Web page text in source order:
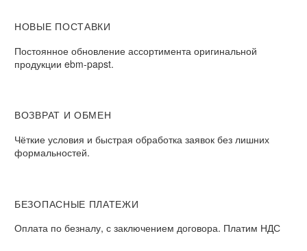
НОВЫЕ ПОСТАВКИ
Постоянное обновление ассортимента оригинальной
продукции ebm-papst.
ВОЗВРАТ И ОБМЕН
Чёткие условия и быстрая обработка заявок без лишних
формальностей.
БЕЗОПАСНЫЕ ПЛАТЕЖИ
Оплата по безналу, с заключением договора. Платим НДС